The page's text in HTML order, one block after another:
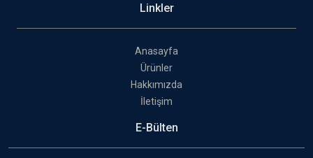
Linkler
Anasayfa
Ürünler
Hakkımızda
İletişim
E-Bülten